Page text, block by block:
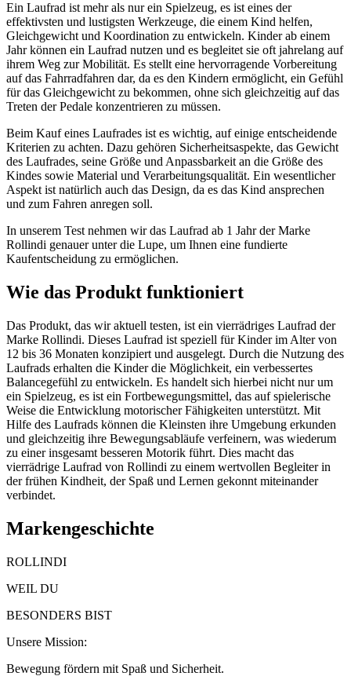
Ein Laufrad ist mehr als nur ein Spielzeug, es ist eines der
effektivsten und lustigsten Werkzeuge, die einem Kind helfen,
Gleichgewicht und Koordination zu entwickeln. Kinder ab einem
Jahr können ein Laufrad nutzen und es begleitet sie oft jahrelang auf
ihrem Weg zur Mobilität. Es stellt eine hervorragende Vorbereitung
auf das Fahrradfahren dar, da es den Kindern ermöglicht, ein Gefühl
für das Gleichgewicht zu bekommen, ohne sich gleichzeitig auf das
Treten der Pedale konzentrieren zu müssen.
Beim Kauf eines Laufrades ist es wichtig, auf einige entscheidende
Kriterien zu achten. Dazu gehören Sicherheitsaspekte, das Gewicht
des Laufrades, seine Größe und Anpassbarkeit an die Größe des
Kindes sowie Material und Verarbeitungsqualität. Ein wesentlicher
Aspekt ist natürlich auch das Design, da es das Kind ansprechen
und zum Fahren anregen soll.
In unserem Test nehmen wir das Laufrad ab 1 Jahr der Marke
Rollindi genauer unter die Lupe, um Ihnen eine fundierte
Kaufentscheidung zu ermöglichen.
Wie das Produkt funktioniert
Das Produkt, das wir aktuell testen, ist ein vierrädriges Laufrad der
Marke Rollindi. Dieses Laufrad ist speziell für Kinder im Alter von
12 bis 36 Monaten konzipiert und ausgelegt. Durch die Nutzung des
Laufrads erhalten die Kinder die Möglichkeit, ein verbessertes
Balancegefühl zu entwickeln. Es handelt sich hierbei nicht nur um
ein Spielzeug, es ist ein Fortbewegungsmittel, das auf spielerische
Weise die Entwicklung motorischer Fähigkeiten unterstützt. Mit
Hilfe des Laufrads können die Kleinsten ihre Umgebung erkunden
und gleichzeitig ihre Bewegungsabläufe verfeinern, was wiederum
zu einer insgesamt besseren Motorik führt. Dies macht das
vierrädrige Laufrad von Rollindi zu einem wertvollen Begleiter in
der frühen Kindheit, der Spaß und Lernen gekonnt miteinander
verbindet.
Markengeschichte
ROLLINDI
WEIL DU
BESONDERS BIST
Unsere Mission:
Bewegung fördern mit Spaß und Sicherheit.